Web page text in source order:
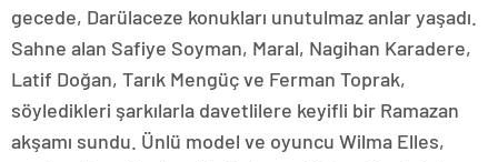
gecede, Darülaceze konukları unutulmaz anlar yaşadı.
Sahne alan Safiye Soyman, Maral, Nagihan Karadere,
Latif Doğan, Tarık Mengüç ve Ferman Toprak,
söyledikleri şarkılarla davetlilere keyifli bir Ramazan
akşamı sundu. Ünlü model ve oyuncu Wilma Elles,